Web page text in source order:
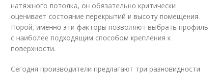
натяжного потолка, он обязательно критически
оценивает состояние перекрытий и высоту помещения.
Порой, именно эти факторы позволяют выбрать профиль
с наиболее подходящим способом крепления к
поверхности.
Сегодня производители предлагают три разновидности